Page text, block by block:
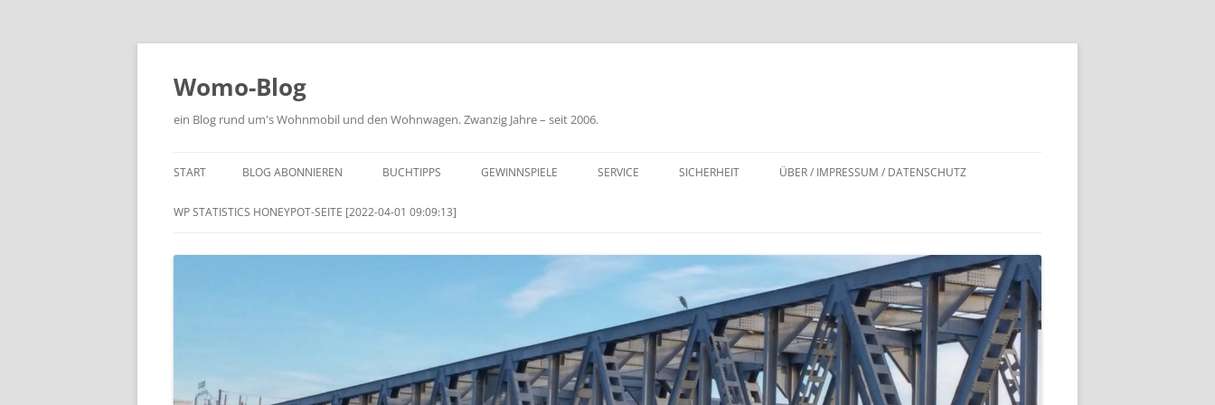
Zum
Womo-Blog
ein Blog rund um's Wohnmobil und den Wohnwagen. Zwanzig Jahre – seit 2006.
START BLOG ABONNIEREN BUCHTIPPS GEWINNSPIELE SERVICE SICHERHEIT ÜBER / IMPRESSUM / DATENSCHUTZ
WP STATISTICS HONEYPOT-SEITE [2022-04-01 09:09:13]